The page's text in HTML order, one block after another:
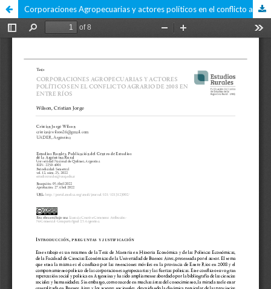
Corporaciones Agropecuarias y actores políticos en el conflicto agrario de 2008 en Entre Ríos